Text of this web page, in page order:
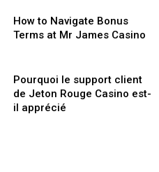
How to Navigate Bonus
Terms at Mr James Casino
Pourquoi le support client
de Jeton Rouge Casino est-
il apprécié